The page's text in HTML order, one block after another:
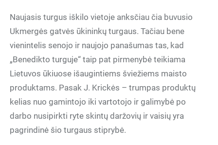
Naujasis turgus iškilo vietoje anksčiau čia buvusio
Ukmergės gatvės ūkininkų turgaus. Tačiau bene
vienintelis senojo ir naujojo panašumas tas, kad
„Benedikto turguje“ taip pat pirmenybė teikiama
Lietuvos ūkiuose išaugintiems šviežiems maisto
produktams. Pasak J. Krickės – trumpas produktų
kelias nuo gamintojo iki vartotojo ir galimybė po
darbo nusipirkti ryte skintų daržovių ir vaisių yra
pagrindinė šio turgaus stiprybė.